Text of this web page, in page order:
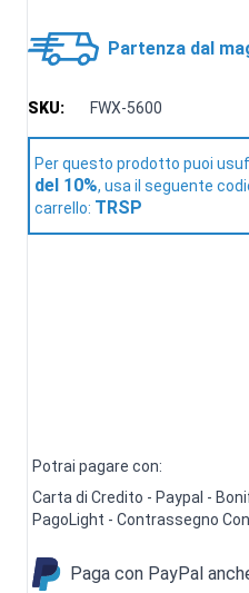
Partenza dal
SKU: FWX-5600
Per questo prodotto puoi
del 10%, usa il seguente
carrello: TRSP
Potrai pagare con:
Carta di Credito - Paypal -
PagoLight - Contrassegno
Paga con PayPal